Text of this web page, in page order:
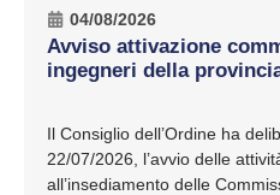
04/08/2026
Avviso attivazione
ingegneri della
Il Consiglio dell’Ordine ha
22/07/2026, l’avvio delle
all’insediamento delle